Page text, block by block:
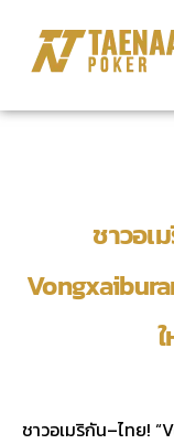
ชาวอเ
ชาวอเมริกัน–ไทย!